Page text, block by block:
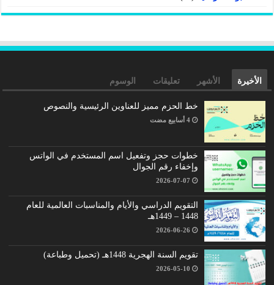
الأخيرة الأشهر تعليقات الوسوم
خط الحزم مميز للعناوين الرئيسية والنصوص
‏4 أسابيع مضت
خطوات حجز وتفعيل اسم المستخدم في الواتس
وإخفاء رقم الجوال
2026-07-07
التقويم الدراسي والأيام والمناسبات العالمية للعام
1448 – 1449هـ
2026-06-26
تقويم السنة الهجرية 1448هـ (تحميل وطباعة)
2026-05-10